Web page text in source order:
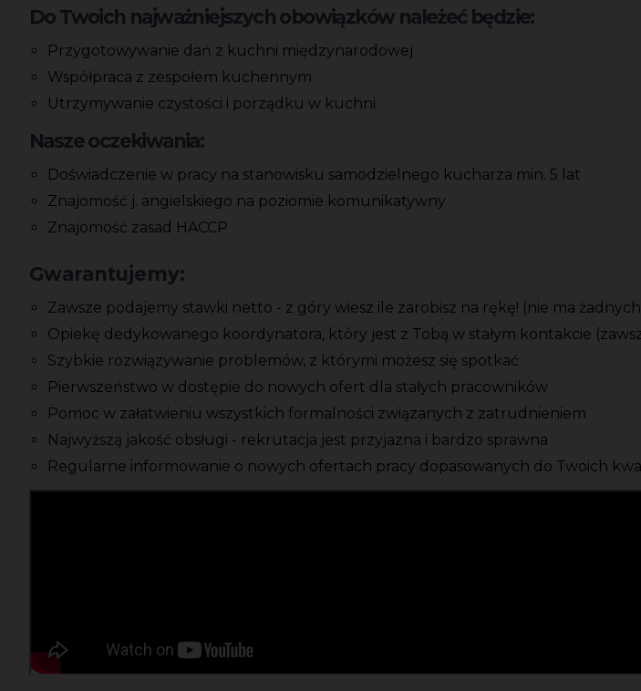
Do Twoich najważniejszych obowiązków należeć będzie:
Przygotowywanie dań z kuchni międzynarodowej
Współpraca z zespołem kuchennym
Utrzymywanie czystości i porządku w kuchni
Nasze oczekiwania:
Doświadczenie w pracy na stanowisku samodzielnego kucharza min. 5 lat
Znajomość j. angielskiego na poziomie komunikatywny
Znajomość zasad HACCP
Gwarantujemy:
Zawsze podajemy stawki netto - z góry wiesz ile zarobisz na rękę! (nie ma
Opiekę dedykowanego koordynatora, który jest z Tobą w stałym kontakcie
Szybkie rozwiązywanie problemów, z którymi możesz się spotkać
Pierwszeństwo w dostępie do nowych ofert dla stałych pracowników
Pomoc w załatwieniu wszystkich formalności związanych z zatrudnieniem
Najwyższą jakość obsługi - rekrutacja jest przyjazna i bardzo sprawna
Regularne informowanie o nowych ofertach pracy dopasowanych do Twoich